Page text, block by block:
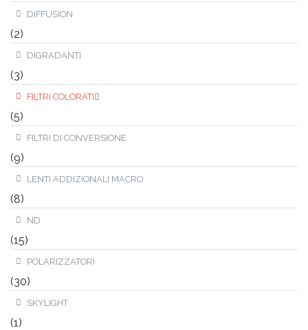
DIFFUSION
(2)
DIGRADANTI
(3)
FILTRI COLORATI
(5)
FILTRI DI CONVERSIONE
(9)
LENTI ADDIZIONALI MACRO
(8)
ND
(15)
POLARIZZATORI
(30)
SKYLIGHT
(1)